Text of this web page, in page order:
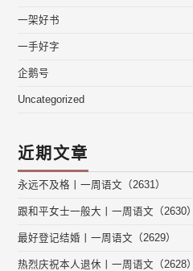
一架好书
一手好字
企鹅号
Uncategorized
近期文章
永远不及格丨一周语文（2631）
跟和平女士一般大丨一周语文（2630）
最好登记结婚丨一周语文（2629）
热烈庆祝本人退休丨一周语文（2628）